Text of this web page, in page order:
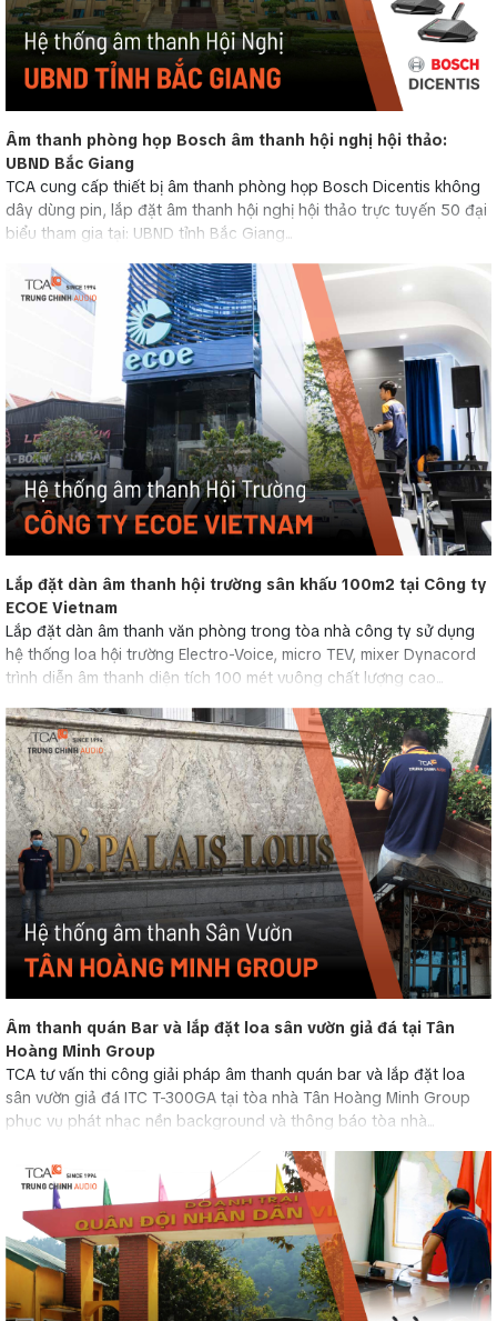
Âm thanh phòng họp Bosch âm thanh hội nghị hội thảo:
UBND Bắc Giang
TCA cung cấp thiết bị âm thanh phòng họp Bosch Dicentis không
dây dùng pin, lắp đặt âm thanh hội nghị hội thảo trực tuyến 50 đại
biểu tham gia tại: UBND tỉnh Bắc Giang...
Lắp đặt dàn âm thanh hội trường sân khấu 100m2 tại Công ty
ECOE Vietnam
Lắp đặt dàn âm thanh văn phòng trong tòa nhà công ty sử dụng
hệ thống loa hội trường Electro-Voice, micro TEV, mixer Dynacord
trình diễn âm thanh diện tích 100 mét vuông chất lượng cao...
Âm thanh quán Bar và lắp đặt loa sân vườn giả đá tại Tân
Hoàng Minh Group
TCA tư vấn thi công giải pháp âm thanh quán bar và lắp đặt loa
sân vườn giả đá ITC T-300GA tại tòa nhà Tân Hoàng Minh Group
phục vụ phát nhạc nền background và thông báo tòa nhà...